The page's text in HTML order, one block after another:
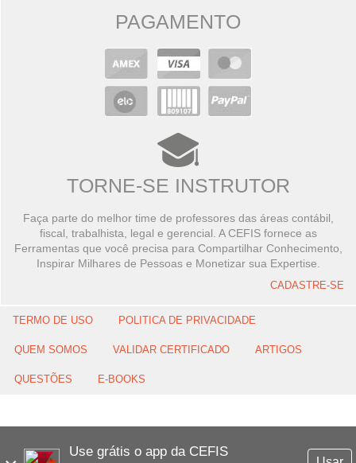
Use grátis o app da CEFIS
PAGAMENTO
TORNE-SE INSTRUTOR
Faça parte do melhor time de professores das áreas contábil,
fiscal, trabalhista, legal e gerencial. A CEFIS fornece as
Ferramentas que você precisa para Compartilhar Conhecimento,
Inspirar Milhares de Pessoas e Monetizar sua Expertise.
CADASTRE-SE
TERMO DE USO POLITICA DE PRIVACIDADE
QUEM SOMOS VALIDAR CERTIFICADO ARTIGOS
QUESTÕES E-BOOKS